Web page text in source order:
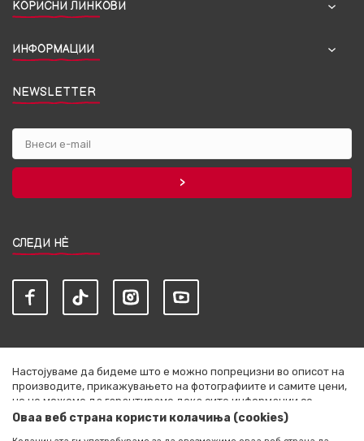
КОРИСНИ ЛИНКОВИ
ИНФОРМАЦИИ
NEWSLETTER
СЛЕДИ НЀ
Настојуваме да бидеме што е можно попрецизни во описот на
производите, прикажувањето на фотографиите и самите цени,
но не можеме да гарантираме дека сите информации се
комплетни и без грешки. Сите артикли прикажани на сајтот се
Оваа веб страна користи колачиња (cookies)